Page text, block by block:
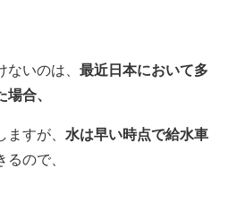
いのは、 最近日本において多
合、
すが、 水は早い時点で給水車
るので、